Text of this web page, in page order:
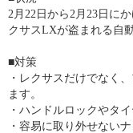
2月22日から2月23日に
クサスLXが盗まれる自
■対策
・レクサスだけでなく
ます。
・ハンドルロックやタ
・容易に取り外せない